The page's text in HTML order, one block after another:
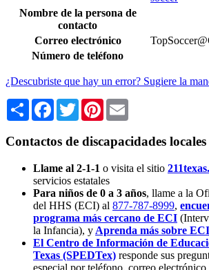
Nombre de la persona de
contacto
Correo electrónico
Número de teléfono
¿Descubriste que hay un error? Sugiere la
Share Facebook
TwitterPinterest
Contactos de discapacidades locales
Llame al 2-1-1 o visita el sitio
servicios estatales
Para niños de 0 a 3 años, llame a la
del HHS (ECI) al 877-787-8999,
programa más cercano de ECI
la Infancia), y Aprenda más sobre ECI
El Centro de Información de
Texas (SPEDTex) responde sus
especial por teléfono, correo